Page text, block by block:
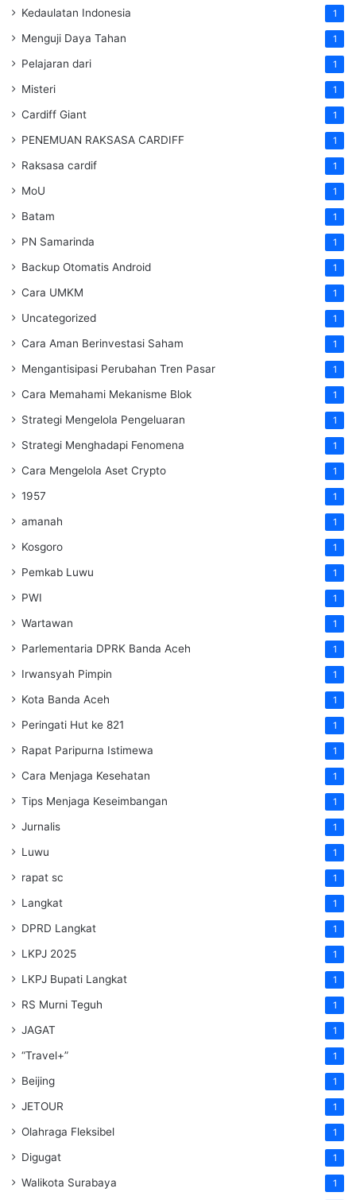
Kedaulatan Indonesia 1
Menguji Daya Tahan 1
Pelajaran dari 1
Misteri 1
Cardiff Giant 1
PENEMUAN RAKSASA CARDIFF 1
Raksasa cardif 1
MoU 1
Batam 1
PN Samarinda 1
Backup Otomatis Android 1
Cara UMKM 1
Uncategorized 1
Cara Aman Berinvestasi Saham 1
Mengantisipasi Perubahan Tren Pasar 1
Cara Memahami Mekanisme Blok 1
Strategi Mengelola Pengeluaran 1
Strategi Menghadapi Fenomena 1
Cara Mengelola Aset Crypto 1
1957 1
amanah 1
Kosgoro 1
Pemkab Luwu 1
PWI 1
Wartawan 1
Parlementaria DPRK Banda Aceh 1
Irwansyah Pimpin 1
Kota Banda Aceh 1
Peringati Hut ke 821 1
Rapat Paripurna Istimewa 1
Cara Menjaga Kesehatan 1
Tips Menjaga Keseimbangan 1
Jurnalis 1
Luwu 1
rapat sc 1
Langkat 1
DPRD Langkat 1
LKPJ 2025 1
LKPJ Bupati Langkat 1
RS Murni Teguh 1
JAGAT 1
“Travel+” 1
Beijing 1
JETOUR 1
Olahraga Fleksibel 1
Digugat 1
Walikota Surabaya 1